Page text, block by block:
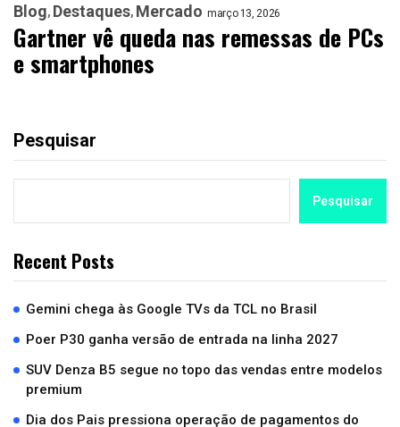
Blog Destaques Mercado março 13, 2026
Gartner vê queda nas remessas de PCs
e smartphones
Pesquisar
Pesquisar
Recent Posts
Gemini chega às Google TVs da TCL no Brasil
Poer P30 ganha versão de entrada na linha 2027
SUV Denza B5 segue no topo das vendas entre modelos
premium
Dia dos Pais pressiona operação de pagamentos do